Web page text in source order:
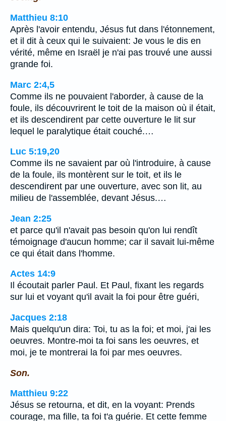
Matthieu 8:10
Après l'avoir entendu, Jésus fut dans l'étonnement,
et il dit à ceux qui le suivaient: Je vous le dis en
vérité, même en Israël je n'ai pas trouvé une aussi
grande foi.
Marc 2:4,5
Comme ils ne pouvaient l'aborder, à cause de la
foule, ils découvrirent le toit de la maison où il était,
et ils descendirent par cette ouverture le lit sur
lequel le paralytique était couché.…
Luc 5:19,20
Comme ils ne savaient par où l'introduire, à cause
de la foule, ils montèrent sur le toit, et ils le
descendirent par une ouverture, avec son lit, au
milieu de l'assemblée, devant Jésus.…
Jean 2:25
et parce qu'il n'avait pas besoin qu'on lui rendît
témoignage d'aucun homme; car il savait lui-même
ce qui était dans l'homme.
Actes 14:9
Il écoutait parler Paul. Et Paul, fixant les regards
sur lui et voyant qu'il avait la foi pour être guéri,
Jacques 2:18
Mais quelqu'un dira: Toi, tu as la foi; et moi, j'ai les
oeuvres. Montre-moi ta foi sans les oeuvres, et
moi, je te montrerai la foi par mes oeuvres.
Son.
Matthieu 9:22
Jésus se retourna, et dit, en la voyant: Prends
courage, ma fille, ta foi t'a guérie. Et cette femme